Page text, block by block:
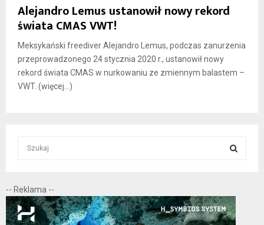
Alejandro Lemus ustanowił nowy rekord
świata CMAS VWT!
Meksykański freediver Alejandro Lemus, podczas zanurzenia
przeprowadzonego 24 stycznia 2020 r., ustanowił nowy
rekord świata CMAS w nurkowaniu ze zmiennym balastem –
VWT. (więcej…)
c
h
f
E
A
-- Reklama --